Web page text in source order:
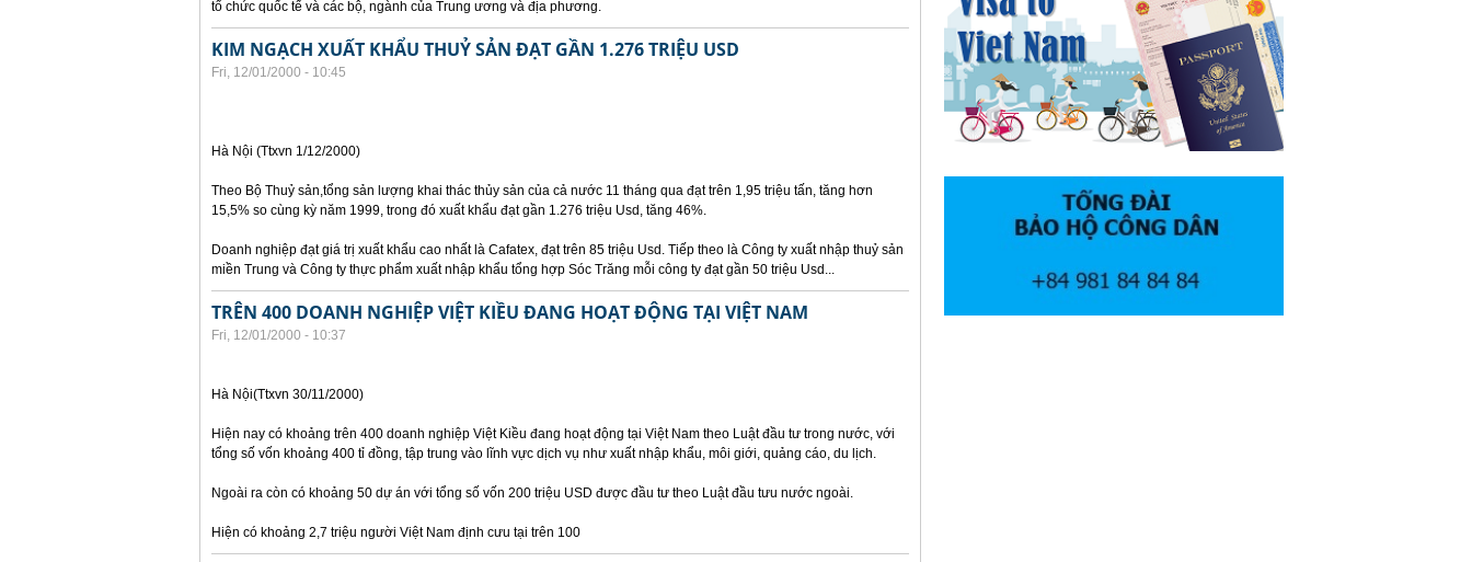
tổ chức quốc tế và các bộ, ngành của Trung ương và địa phương.
KIM NGẠCH XUẤT KHẨU THUỶ SẢN ĐẠT GẦN 1.276 TRIỆU USD
Fri, 12/01/2000 - 10:45
Hà Nội (Ttxvn 1/12/2000)
Theo Bộ Thuỷ sản,tổng sản lượng khai thác thủy sản của cả nước 11 tháng qua đạt trên 1,95 triệu tấn, tăng hơn
15,5% so cùng kỳ năm 1999, trong đó xuất khẩu đạt gần 1.276 triệu Usd, tăng 46%.
Doanh nghiệp đạt giá trị xuất khẩu cao nhất là Cafatex, đạt trên 85 triệu Usd. Tiếp theo là Công ty xuất nhập thuỷ sản
miền Trung và Công ty thực phẩm xuất nhập khẩu tổng hợp Sóc Trăng mỗi công ty đạt gần 50 triệu Usd...
TRÊN 400 DOANH NGHIỆP VIỆT KIỀU ĐANG HOẠT ĐỘNG TẠI VIỆT NAM
Fri, 12/01/2000 - 10:37
Hà Nội(Ttxvn 30/11/2000)
Hiện nay có khoảng trên 400 doanh nghiệp Việt Kiều đang hoạt động tại Việt Nam theo Luật đầu tư trong nước, với
tổng số vốn khoảng 400 tỉ đồng, tập trung vào lĩnh vực dịch vụ như xuất nhập khẩu, môi giới, quảng cáo, du lịch.
Ngoài ra còn có khoảng 50 dự án với tổng số vốn 200 triệu USD được đầu tư theo Luật đầu tưu nước ngoài.
Hiện có khoảng 2,7 triệu người Việt Nam định cưu tại trên 100